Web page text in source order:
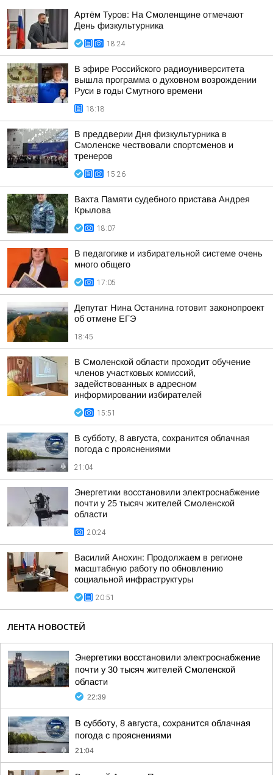
Артём Туров: На Смоленщине отмечают
День физкультурника
18:24
В эфире Российского радиоуниверситета
вышла программа о духовном возрождении
Руси в годы Смутного времени
18:18
В преддверии Дня физкультурника в
Смоленске чествовали спортсменов и
тренеров
15:26
Вахта Памяти судебного пристава Андрея
Крылова
18:07
В педагогике и избирательной системе очень
много общего
17:05
Депутат Нина Останина готовит законопроект
об отмене ЕГЭ
18:45
В Смоленской области проходит обучение
членов участковых комиссий,
задействованных в адресном
информировании избирателей
15:51
В субботу, 8 августа, сохранится облачная
погода с прояснениями
21:04
Энергетики восстановили электроснабжение
почти у 25 тысяч жителей Смоленской
области
20:24
Василий Анохин: Продолжаем в регионе
масштабную работу по обновлению
социальной инфраструктуры
20:51
ЛЕНТА НОВОСТЕЙ
Энергетики восстановили электроснабжение
почти у 30 тысяч жителей Смоленской
области
22:39
В субботу, 8 августа, сохранится облачная
погода с прояснениями
21:04